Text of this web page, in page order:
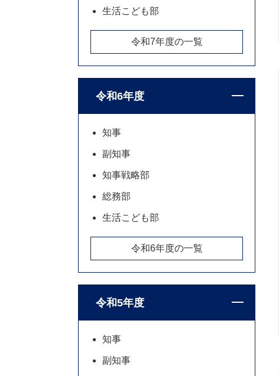
生活こども部
令和7年度の一覧
令和6年度
知事
副知事
知事戦略部
総務部
生活こども部
令和6年度の一覧
令和5年度
知事
副知事